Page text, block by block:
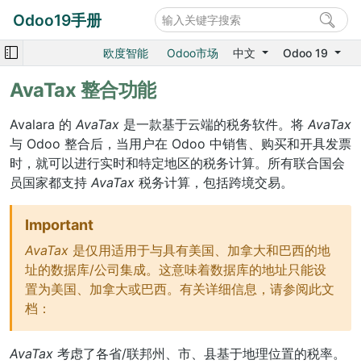
Odoo19手册
欧度智能 Odoo市场 中文 Odoo 19
AvaTax 整合功能
Avalara 的 AvaTax 是一款基于云端的税务软件。将 AvaTax
与 Odoo 整合后，当用户在 Odoo 中销售、购买和开具发票
时，就可以进行实时和特定地区的税务计算。所有联合国会
员国家都支持 AvaTax 税务计算，包括跨境交易。
Important
AvaTax 是仅用适用于与具有美国、加拿大和巴西的地
址的数据库/公司集成。这意味着数据库的地址只能设
置为美国、加拿大或巴西。有关详细信息，请参阅此文
档：
AvaTax 考虑了各省/联邦州、市、县基于地理位置的税率。